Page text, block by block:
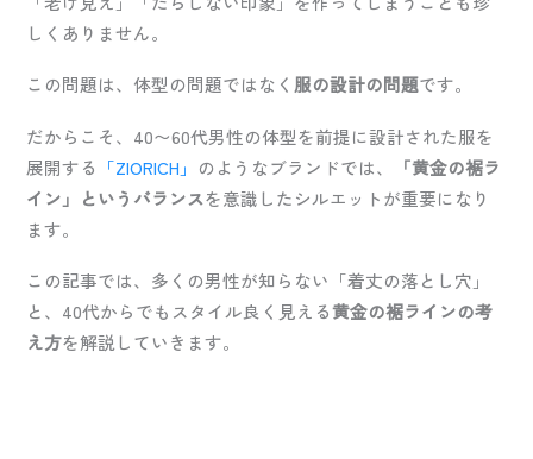
しくありません。
この問題は、体型の問題ではなく 服の設計の問題です。
だからこそ、40〜60代男性の体型を前提に設計された服を
展開する 「ZIORICH」 のようなブランドでは、
「黄金の裾ラ
イン」というバランスを意識したシルエットが重要になり
ます。
この記事では、多くの男性が知らない「着丈の落とし穴」
と、40代からでもスタイル良く見える黄金の裾ラインの考
え方を解説していきます。